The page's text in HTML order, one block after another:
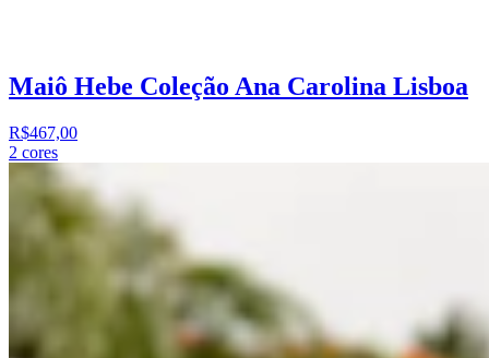
Maiô Hebe Coleção Ana Carolina Lisboa
R$467,00
2 cores